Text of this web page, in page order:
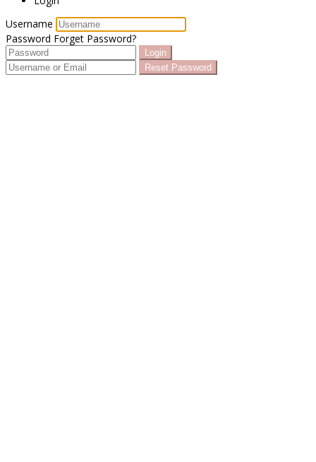
Username
Password Forget Password?
Login
Reset Password